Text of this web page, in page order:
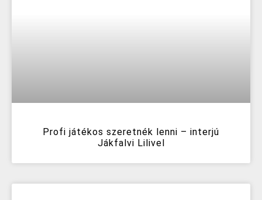
Profi játékos szeretnék lenni – interjú
Jákfalvi Lilivel